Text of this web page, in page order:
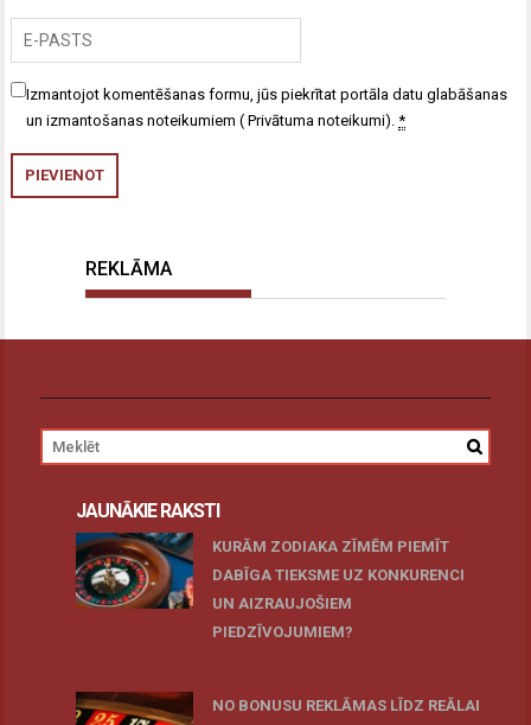
Izmantojot komentēšanas formu, jūs piekrītat portāla datu glabāšanas
un izmantošanas noteikumiem ( Privātuma noteikumi).*
REKLĀMA
JAUNĀKIE RAKSTI
KURĀM ZODIAKA ZĪMĒM PIEMĪT
DABĪGA TIEKSME UZ KONKURENCI
UN AIZRAUJOŠIEM
PIEDZĪVOJUMIEM?
NO BONUSU REKLĀMAS LĪDZ REĀLAI